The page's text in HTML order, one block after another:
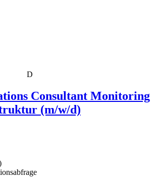
D
Consultant Monitoring
(m/w/d)